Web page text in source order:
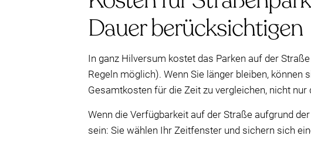
Dauer berücksichtigen
In ganz Hilversum kostet das Parken auf der
Regeln möglich). Wenn Sie länger bleiben,
Gesamtkosten für die Zeit zu vergleichen, nicht nur
Wenn die Verfügbarkeit auf der Straße aufgrund
sein: Sie wählen Ihr Zeitfenster und sichern sich